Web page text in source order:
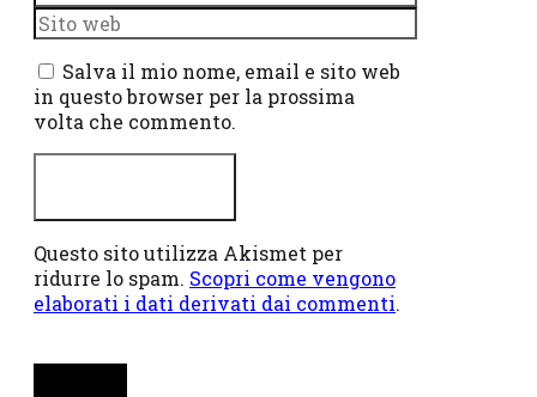
Sito
web
Salva il mio nome, email e sito web
in questo browser per la prossima
volta che commento.
Questo sito utilizza Akismet per
ridurre lo spam. Scopri come vengono
elaborati i dati derivati dai commenti.